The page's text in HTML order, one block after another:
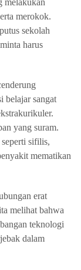
melakukan
merokok.
sekolah
harus
belajar sangat
yang suram.
sifilis,
mematikan
erat
melihat bahwa
teknologi
dalam